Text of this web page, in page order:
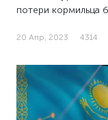
потери кормильца
20 Апр, 2023 4314